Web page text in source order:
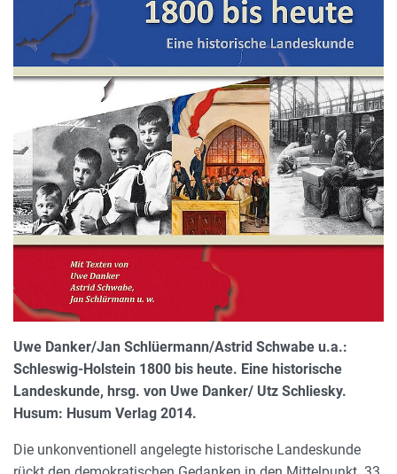
Uwe Danker/Jan Schlüermann/Astrid Schwabe u.a.:
Schleswig-Holstein 1800 bis heute. Eine historische
Landeskunde, hrsg. von Uwe Danker/ Utz Schliesky.
Husum: Husum Verlag 2014.
Die unkonventionell angelegte historische Landeskunde